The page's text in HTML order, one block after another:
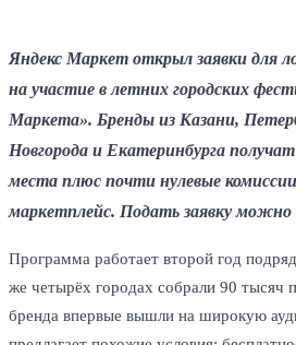
Яндекс Маркет открыл заявки для
на участие в летних городских
Маркета». Бренды из Казани,
Новгорода и Екатеринбурга
места плюс почти нулевые
маркетплейс. Подать заявку можно
Программа работает второй год
же четырёх городах собрали 90 тысяч
бренда впервые вышли на широкую